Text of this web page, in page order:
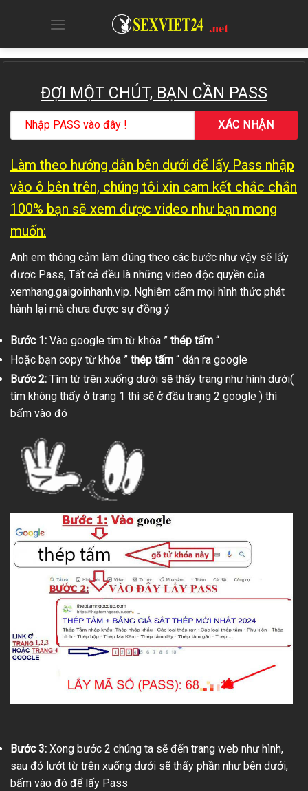
ĐỢI MỘT CHÚT, BẠN CẦN PASS
Làm theo hướng dẫn bên dưới để lấy Pass nhập
vào ô bên trên, chúng tôi xin cam kết chắc chắn
100% bạn sẽ xem được video như bạn mong
muốn:
Anh em thông cảm làm đúng theo các bước như vậy sẽ lấy
được Pass, Tất cả đều là những video độc quyền của
xemhang.gaigoinhanh.vip. Nghiêm cấm mọi hình thức phát
hành lại mà chưa được sự đồng ý
Bước 1: Vào google tìm từ khóa ” thép tấm “
Hoặc bạn copy từ khóa ” thép tấm “ dán ra google
Bước 2: Tìm từ trên xuống dưới sẽ thấy trang như hình dưới(
tìm không thấy ở trang 1 thì sẽ ở đầu trang 2 google ) thì
bấm vào đó
Bước 3: Xong bước 2 chúng ta sẽ đến trang web như hình,
sau đó lướt từ trên xuống dưới sẽ thấy phần như bên dưới,
bấm vào đó để lấy Pass